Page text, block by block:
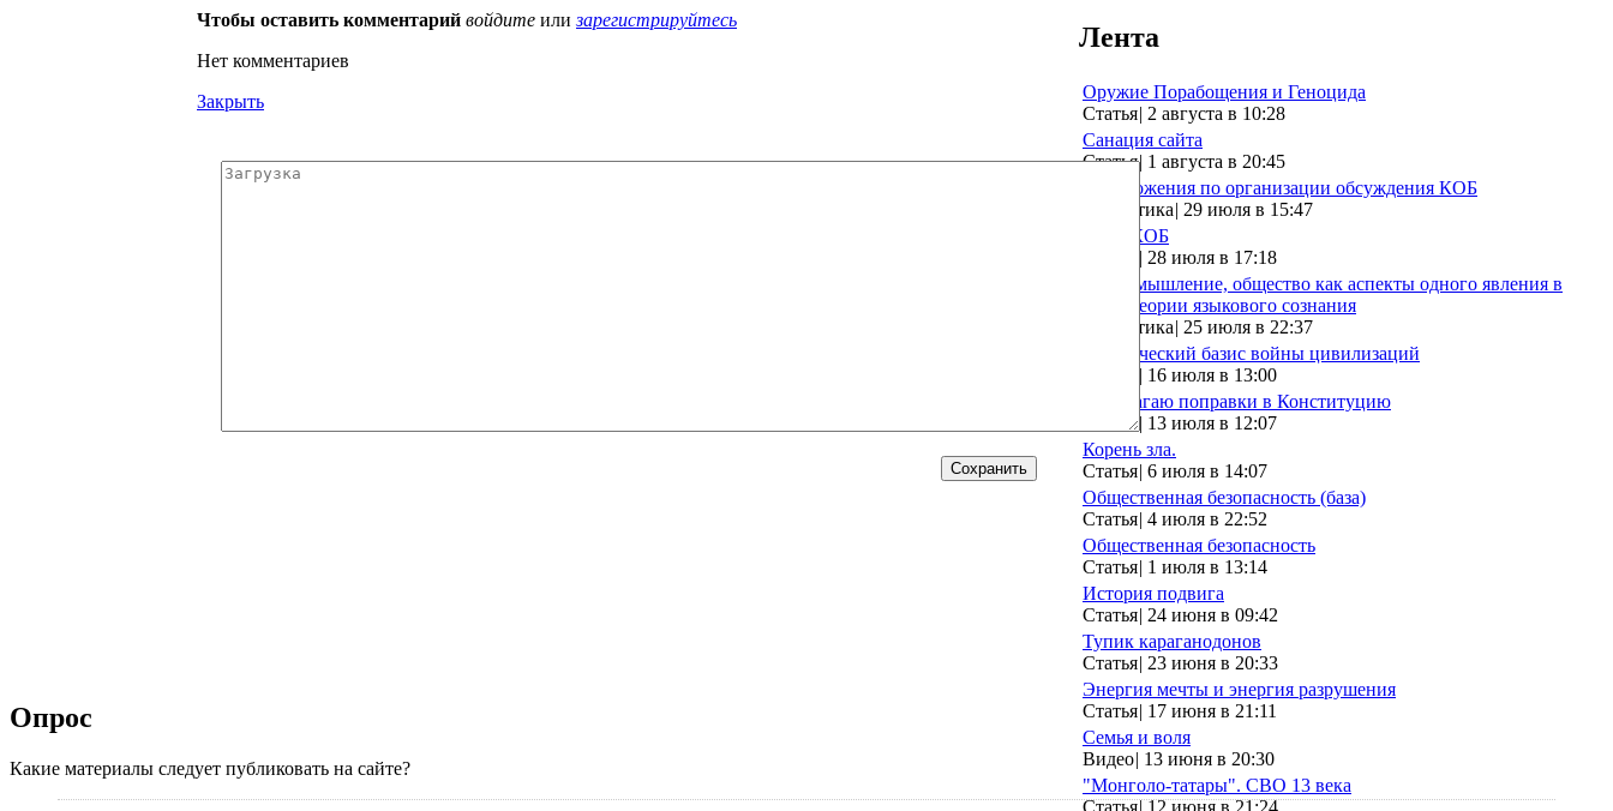
Чтобы оставить комментарий войдите илизарегистрируйтесь
Нет комментариев
Закрыть
Лента
Оружие Порабощения и Геноцида
Статья| 2 августа в 10:28
Санация сайта
Статья| 1 августа в 20:45
Предложения по организации обсуждения КОБ
Аналитика| 29 июля в 15:47
Что с КОБ
| 28 июля в 17:18
Язык, мышление, общество как аспекты одного явления в
свете теории языкового сознания
Аналитика| 25 июля в 22:37
Генетический базис войны цивилизаций
| 16 июля в 13:00
Предлагаю поправки в Конституцию
Статья| 13 июля в 12:07
Корень зла.
Статья| 6 июля в 14:07
Общественная безопасность (база)
Статья| 4 июля в 22:52
Общественная безопасность
Статья| 1 июля в 13:14
История подвига
Статья| 24 июня в 09:42
Тупик караганодонов
Статья| 23 июня в 20:33
Энергия мечты и энергия разрушения
Статья| 17 июня в 21:11
Семья и воля
Видео| 13 июня в 20:30
"Монголо-татары". СВО 13 века
Опрос
Какие материалы следует публиковать на сайте?